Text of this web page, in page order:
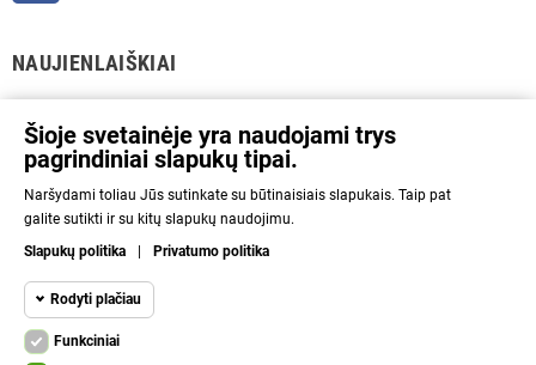
NAUJIENLAIŠKIAI
informaciją rasite parduotuvės taisyklėse.
Aš sutinku su Privatumo politika ir asmens duomenų tvarkymu.
INFORMACIJA
NAUDINGA
Šioje svetainėje yra naudojami trys
pagrindiniai slapukų tipai.
Naršydami toliau Jūs sutinkate su būtinaisiais slapukais. Taip pat
galite sutikti ir su kitų slapukų naudojimu.
Slapukų politika
Privatumo politika
Rodyti plačiau
Funkciniai